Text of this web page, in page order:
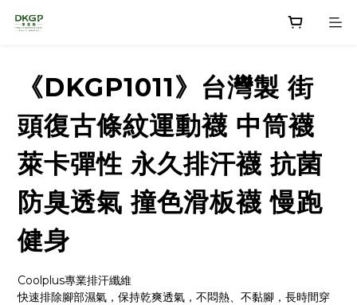
《DKGP1011》台灣製 街
頭復古條紋運動襪 中筒襪
萊卡彈性 永久排汗襪 抗菌
防臭透氣 撞色滑板襪 慢跑
健身
Coolplus專業排汗纖維
快速排除腳部濕氣，保持乾爽透氣，不悶熱、不黏腳，長時間穿